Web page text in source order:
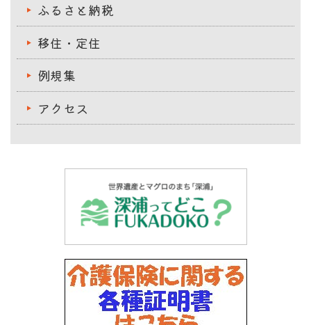
ふるさと納税
移住・定住
例規集
アクセス